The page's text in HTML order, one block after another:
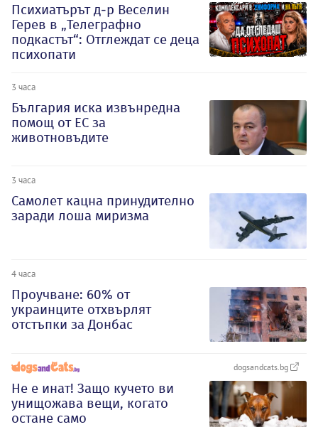
Психиатърът д-р Веселин
Герев в „Телеграфно
подкастът“: Отглеждат се деца
психопати
3 часа
България иска извънредна
помощ от ЕС за
животновъдите
3 часа
Самолет кацна принудително
заради лоша миризма
4 часа
Проучване: 60% от
украинците отхвърлят
отстъпки за Донбас
dogsandcats.bg
Не е инат! Защо кучето ви
унищожава вещи, когато
остане само